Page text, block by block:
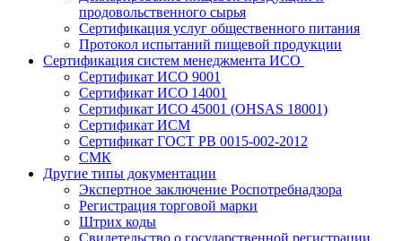
продовольственного сырья
Сертификация услуг общественного питания
Протокол испытаний пищевой продукции
Сертификация систем менеджмента ИСО
Сертификат ИСО 9001
Сертификат ИСО 14001
Сертификат ИСО 45001 (OHSAS 18001)
Сертификат ИСМ
Сертификат ГОСТ РВ 0015-002-2012
СМК
Другие типы документации
Экспертное заключение Роспотребнадзора
Регистрация торговой марки
Штрих коды
Свидетельство о государственной регистрации